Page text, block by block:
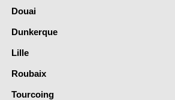
Douai
Dunkerque
Lille
Roubaix
Tourcoing